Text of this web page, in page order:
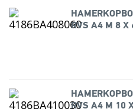
RVS A4 M 8 X
RVS A4 M 10